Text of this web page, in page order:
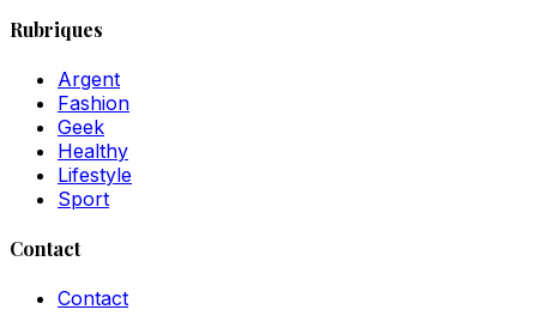
Rubriques
Argent
Fashion
Geek
Healthy
Lifestyle
Sport
Contact
Contact